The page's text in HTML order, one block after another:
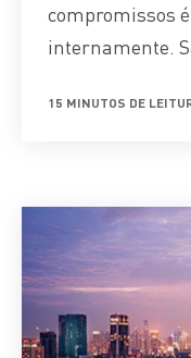
compromissos
internamente.
15 MINUTOS DE